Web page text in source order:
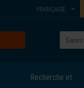
FRANÇAISE
Recherche et